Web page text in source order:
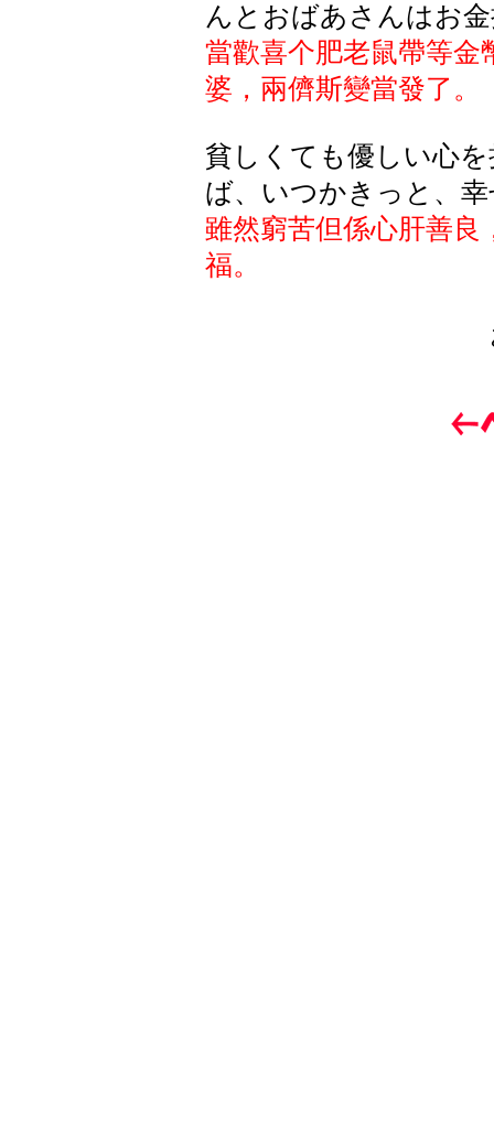
んとおばあさんはお
當歡喜个肥老鼠帶等金
婆，兩儕斯變當發了。
貧しくても優しい心
ば、いつかきっと、
雖然窮苦但係心肝善良
福。